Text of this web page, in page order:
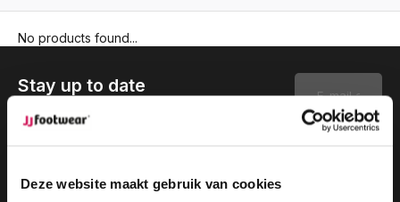
Deze website maakt gebruik van cookies
No products found...
Stay up to date